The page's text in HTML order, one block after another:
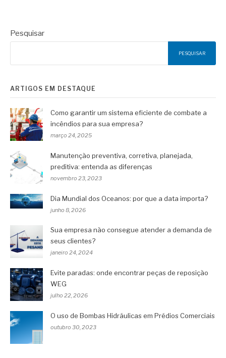
Pesquisar
PESQUISAR
ARTIGOS EM DESTAQUE
Como garantir um sistema eficiente de combate a
incêndios para sua empresa?
março 24, 2025
Manutenção preventiva, corretiva, planejada,
preditiva: entenda as diferenças
novembro 23, 2023
Dia Mundial dos Oceanos: por que a data importa?
junho 8, 2026
Sua empresa não consegue atender a demanda de
seus clientes?
janeiro 24, 2024
Evite paradas: onde encontrar peças de reposição
WEG
julho 22, 2026
O uso de Bombas Hidráulicas em Prédios Comerciais
outubro 30, 2023